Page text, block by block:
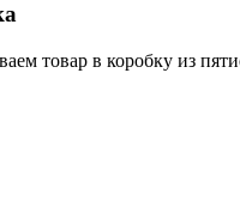
товар в коробку из